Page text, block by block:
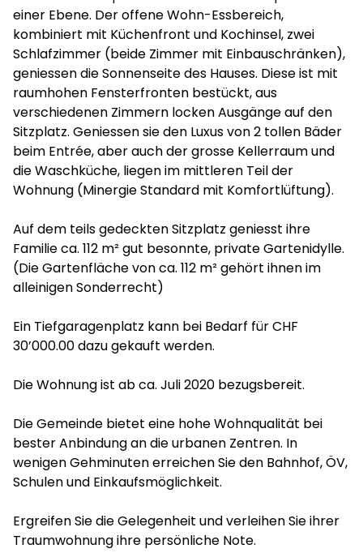
einer Ebene. Der offene Wohn-Essbereich,
kombiniert mit Küchenfront und Kochinsel, zwei
Schlafzimmer (beide Zimmer mit Einbauschränken),
geniessen die Sonnenseite des Hauses. Diese ist mit
raumhohen Fensterfronten bestückt, aus
verschiedenen Zimmern locken Ausgänge auf den
Sitzplatz. Geniessen sie den Luxus von 2 tollen Bäder
beim Entrée, aber auch der grosse Kellerraum und
die Waschküche, liegen im mittleren Teil der
Wohnung (Minergie Standard mit Komfortlüftung).
Auf dem teils gedeckten Sitzplatz geniesst ihre
Familie ca. 112 m² gut besonnte, private Gartenidylle.
(Die Gartenfläche von ca. 112 m² gehört ihnen im
alleinigen Sonderrecht)
Ein Tiefgaragenplatz kann bei Bedarf für CHF
30’000.00 dazu gekauft werden.
Die Wohnung ist ab ca. Juli 2020 bezugsbereit.
Die Gemeinde bietet eine hohe Wohnqualität bei
bester Anbindung an die urbanen Zentren. In
wenigen Gehminuten erreichen Sie den Bahnhof, ÖV,
Schulen und Einkaufsmöglichkeit.
Ergreifen Sie die Gelegenheit und verleihen Sie ihrer
Traumwohnung ihre persönliche Note.